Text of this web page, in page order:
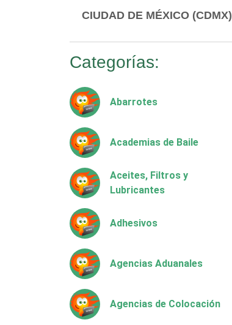
CIUDAD DE MÉXICO (CDMX)
Categorías:
Abarrotes
Academias de Baile
Aceites, Filtros y
Lubricantes
Adhesivos
Agencias Aduanales
Agencias de Colocación